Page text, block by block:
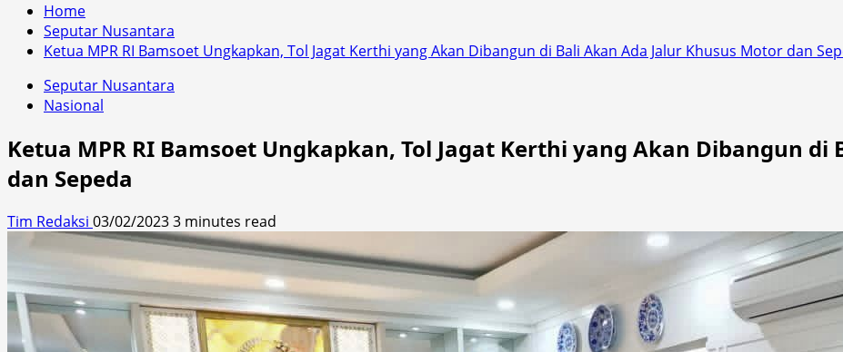
Home
Seputar Nusantara
Ketua MPR RI Bamsoet Ungkapkan, Tol Jagat Kerthi yang Akan Dibangun di Bali Akan Ada Jalur Khusus Motor dan
Seputar Nusantara
Nasional
Ketua MPR RI Bamsoet Ungkapkan, Tol Jagat Kerthi yang Akan Dibangun
dan Sepeda
Tim Redaksi 03/02/20233 minutes read